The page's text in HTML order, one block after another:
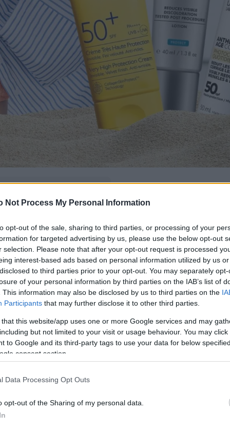
Not Process My Personal Information
opt-out of the sale, sharing to third parties, or processing of your
for targeted advertising by us, please use the below opt-out
selection. Please note that after your opt-out request is processed
interest-based ads based on personal information utilized by us
to third parties prior to your opt-out. You may separately
of your personal information by third parties on the IAB’s list of
This information may also be disclosed by us to third parties on the
Participants that may further disclose it to other third parties.
that this website/app uses one or more Google services and may
but not limited to your visit or usage behaviour. You may
to Google and its third-party tags to use your data for below
consent section.
Data Processing Opt Outs
opt-out of the Sharing of my personal data.
πιο συχνά
προστασία από τον
συνήθεια, αλλάη
υγιή και νεανική
και το
την έκθεση στην υπεριώδη